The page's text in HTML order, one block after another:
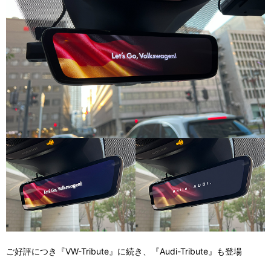
ご好評につき『VW-Tribute』に続き、『Audi-Tribute』も登場